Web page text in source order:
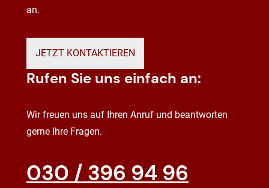
an.
JETZT KONTAKTIEREN
Rufen Sie uns einfach an:
Wir freuen uns auf Ihren Anruf und beantworten
gerne Ihre Fragen.
030 / 396 94 96